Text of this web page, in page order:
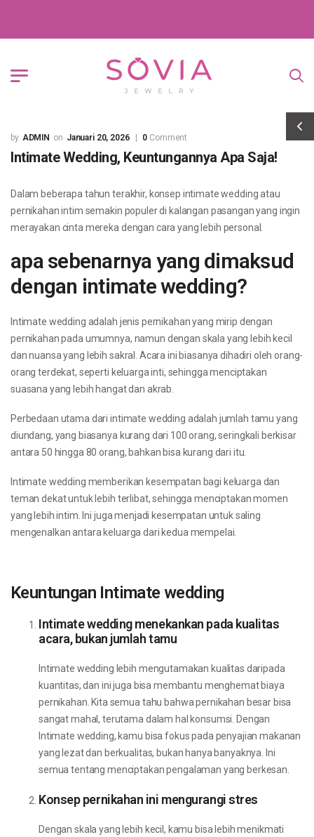
ADMIN Januari 20, 2026 0 Comment
Intimate Wedding, Keuntungannya Apa Saja!
Dalam beberapa tahun terakhir, konsep intimate wedding atau
pernikahan intim semakin populer di kalangan pasangan yang ingin
merayakan cinta mereka dengan cara yang lebih personal.
apa sebenarnya yang dimaksud
dengan intimate wedding?
Intimate wedding adalah jenis pernikahan yang mirip dengan
pernikahan pada umumnya, namun dengan skala yang lebih kecil
dan nuansa yang lebih sakral. Acara ini biasanya dihadiri oleh orang-
orang terdekat, seperti keluarga inti, sehingga menciptakan
suasana yang lebih hangat dan akrab.
Perbedaan utama dari intimate wedding adalah jumlah tamu yang
diundang, yang biasanya kurang dari 100 orang, seringkali berkisar
antara 50 hingga 80 orang, bahkan bisa kurang dari itu.
Intimate wedding memberikan kesempatan bagi keluarga dan
teman dekat untuk lebih terlibat, sehingga menciptakan momen
yang lebih intim. Ini juga menjadi kesempatan untuk saling
mengenalkan antara keluarga dari kedua mempelai.
Keuntungan Intimate wedding
Intimate wedding menekankan pada kualitas
acara, bukan jumlah tamu
Intimate wedding lebih mengutamakan kualitas daripada
kuantitas, dan ini juga bisa membantu menghemat biaya
pernikahan. Kita semua tahu bahwa pernikahan besar bisa
sangat mahal, terutama dalam hal konsumsi. Dengan
Intimate wedding, kamu bisa fokus pada penyajian makanan
yang lezat dan berkualitas, bukan hanya banyaknya. Ini
semua tentang menciptakan pengalaman yang berkesan.
Konsep pernikahan ini mengurangi stres
Dengan skala yang lebih kecil, kamu bisa lebih menikmati